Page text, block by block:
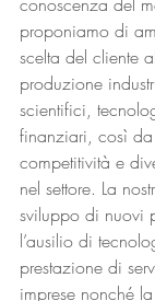
proponiamo di
scelta del cliente
produzione
scientifici,
finanziari, così da
competitività e
nel settore. La
sviluppo di nuovi
l’ausilio di
prestazione di
imprese nonché